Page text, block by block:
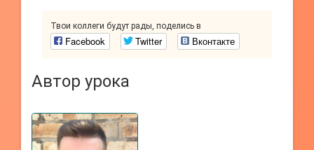
Твои коллеги будут рады, поделись в
Facebook Twitter Вконтакте
Автор урока